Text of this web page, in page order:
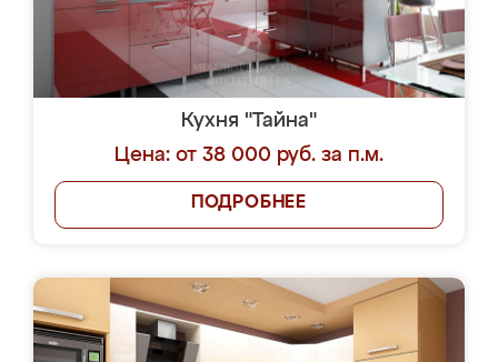
Кухня "Тайна"
Цена: от 38 000 руб. за п.м.
ПОДРОБНЕЕ